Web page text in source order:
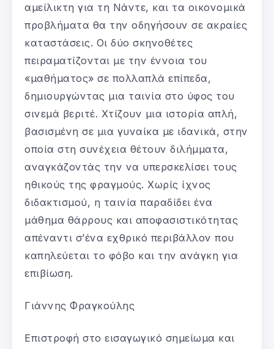
αμείλικτη για τη Νάντε, και τα οικονομικά
προβλήματα θα την οδηγήσουν σε ακραίες
καταστάσεις. Οι δύο σκηνοθέτες
πειραματίζονται με την έννοια του
«μαθήματος» σε πολλαπλά επίπεδα,
δημιουργώντας μια ταινία στο ύφος του
σινεμά βεριτέ. Χτίζουν μια ιστορία απλή,
βασισμένη σε μια γυναίκα με ιδανικά, στην
οποία στη συνέχεια θέτουν διλήμματα,
αναγκάζοντάς την να υπερσκελίσει τους
ηθικούς της φραγμούς. Χωρίς ίχνος
διδακτισμού, η ταινία παραδίδει ένα
μάθημα θάρρους και αποφασιστικότητας
απέναντι σ’ένα εχθρικό περιβάλλον που
καπηλεύεται το φόβο και την ανάγκη για
επιβίωση.
Γιάννης Φραγκούλης
Επιστροφή στο εισαγωγικό σημείωμα και